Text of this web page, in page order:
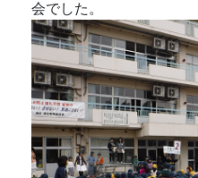
会でした。